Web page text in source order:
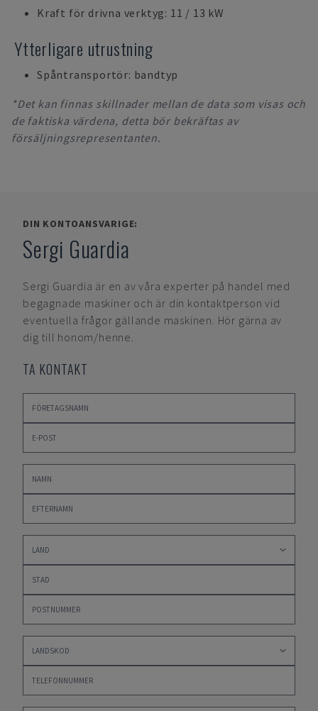
Kraft för drivna verktyg: 11 / 13 kW
Ytterligare utrustning
Spåntransportör: bandtyp
*Det kan finnas skillnader mellan de data som visas och
de faktiska värdena, detta bör bekräftas av
försäljningsrepresentanten.
DIN KONTOANSVARIGE:
Sergi Guardia
Sergi Guardia är en av våra experter på handel med
begagnade maskiner och är din kontaktperson vid
eventuella frågor gällande maskinen. Hör gärna av
dig till honom/henne.
TA KONTAKT